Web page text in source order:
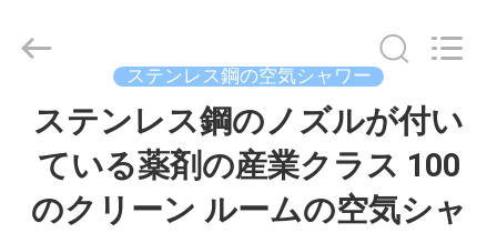
2014
Purification
Technology
ステンレス鋼の空気シャワー
ステンレス鋼のノズルが付い
ている薬剤の産業クラス 100
のクリーン ルームの空気シャ